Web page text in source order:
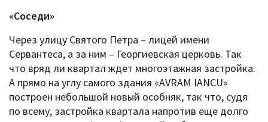
«Соседи»
Через улицу Святого Петра – лицей имени
Сервантеса, а за ним – Георгиевская церковь. Так
что вряд ли квартал ждет многоэтажная застройка.
А прямо на углу самого здания «AVRAM IANCU»
построен небольшой новый особняк, так что, судя
по всему, застройка квартала напротив еще долго